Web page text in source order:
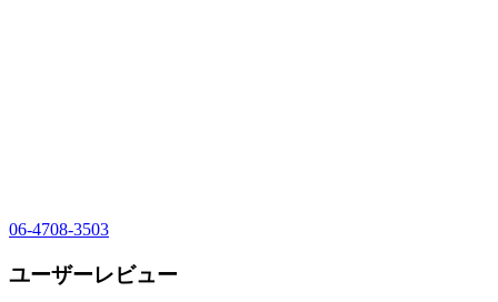
06-4708-3503
ユーザーレビュー